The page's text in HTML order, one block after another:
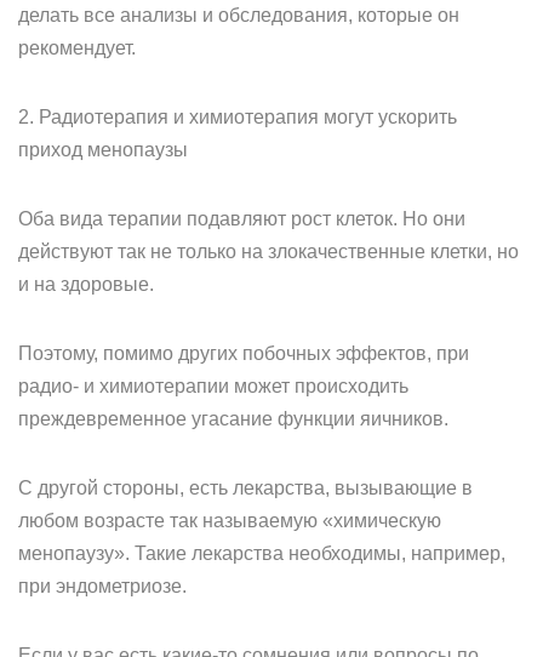
делать все анализы и обследования, которые он
рекомендует.
2. Радиотерапия и химиотерапия могут ускорить
приход менопаузы
Оба вида терапии подавляют рост клеток. Но они
действуют так не только на злокачественные клетки, но
и на здоровые.
Поэтому, помимо других побочных эффектов, при
радио- и химиотерапии может происходить
преждевременное угасание функции яичников.
С другой стороны, есть лекарства, вызывающие в
любом возрасте так называемую «химическую
менопаузу». Такие лекарства необходимы, например,
при эндометриозе.